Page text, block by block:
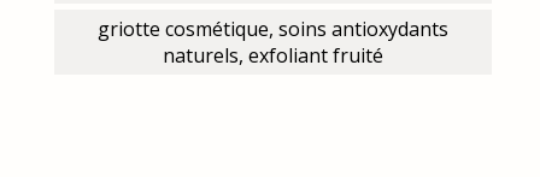
griotte cosmétique, soins antioxydants
naturels, exfoliant fruité